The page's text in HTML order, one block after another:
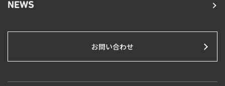
NEWS
お問い合わせ